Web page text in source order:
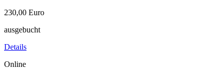
230,00 Euro
ausgebucht
Details
Online